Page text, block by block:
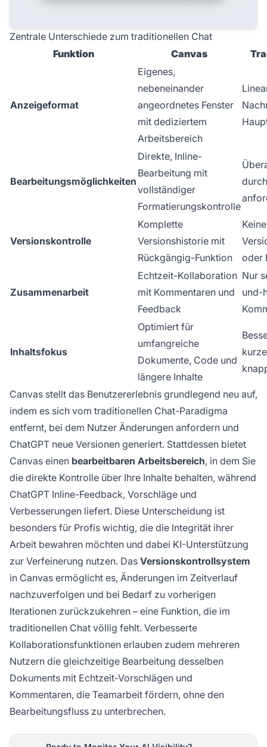
Zentrale Unterschiede zum traditionellen Chat
Funktion
Canvas
Anzeigeformat
Eigenes,
nebeneinander
angeordnetes Fenster
mit dediziertem
Arbeitsbereich
Bearbeitungsmöglichkeiten
Direkte, Inline-
Bearbeitung mit
vollständiger
Formatierungskontrolle
Versionskontrolle
Komplette
Versionshistorie mit
Rückgängig-Funktion
oder
Zusammenarbeit
Echtzeit-Kollaboration
mit Kommentaren und
Feedback
Nur
und-
Inhaltsfokus
Optimiert für
umfangreiche
Dokumente, Code und
längere Inhalte
Canvas stellt das Benutzererlebnis grundlegend neu auf,
indem es sich vom traditionellen Chat-Paradigma
entfernt, bei dem Nutzer Änderungen anfordern und
ChatGPT neue Versionen generiert. Stattdessen bietet
Canvas einen bearbeitbaren Arbeitsbereich, in dem Sie
die direkte Kontrolle über Ihre Inhalte behalten, während
ChatGPT Inline-Feedback, Vorschläge und
Verbesserungen liefert. Diese Unterscheidung ist
besonders für Profis wichtig, die die Integrität ihrer
Arbeit bewahren möchten und dabei KI-Unterstützung
zur Verfeinerung nutzen. Das Versionskontrollsystem
in Canvas ermöglicht es, Änderungen im Zeitverlauf
nachzuverfolgen und bei Bedarf zu vorherigen
Iterationen zurückzukehren – eine Funktion, die im
traditionellen Chat völlig fehlt. Verbesserte
Kollaborationsfunktionen erlauben zudem mehreren
Nutzern die gleichzeitige Bearbeitung desselben
Dokuments mit Echtzeit-Vorschlägen und
Kommentaren, die Teamarbeit fördern, ohne den
Bearbeitungsfluss zu unterbrechen.